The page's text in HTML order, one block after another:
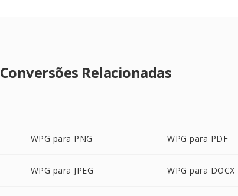
Conversões Relacionadas
WPG para PNG WPG para PDF
WPG para JPEG WPG para DOCX